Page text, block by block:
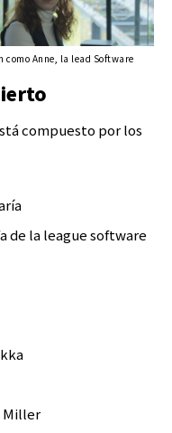
como Anne, la lead Software
compuesto por los
de la league software
Miller